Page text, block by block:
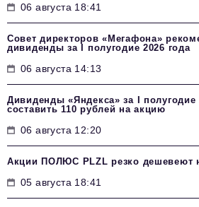
06 августа 18:41
Совет директоров «Мегафона»
дивиденды за I полугодие 2026 года
06 августа 14:13
Дивиденды «Яндекса» за I полугодие
составить 110 рублей на акцию
06 августа 12:20
Акции ПОЛЮС PLZL резко дешевеют
05 августа 18:41